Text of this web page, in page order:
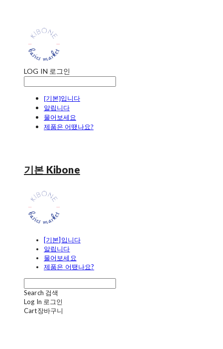
LOG IN 로그인
[기본]입니다
알립니다
물어보세요
제품은 어땠나요?
기본 Kibone
[기본]입니다
알립니다
물어보세요
제품은 어땠나요?
Search 검색
Log In 로그인
Cart장바구니